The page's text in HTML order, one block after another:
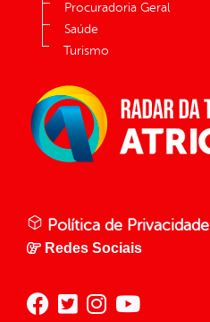
Procuradoria Geral
Saúde
Turismo
Política de Privacidade
Redes Sociais